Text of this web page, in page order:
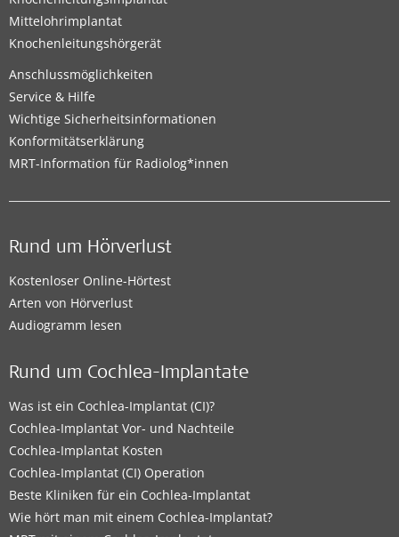
Mittelohrimplantat
Knochenleitungshörgerät
Anschlussmöglichkeiten
Service & Hilfe
Wichtige Sicherheitsinformationen
Konformitätserklärung
MRT-Information für Radiolog*innen
Rund um Hörverlust
Kostenloser Online-Hörtest
Arten von Hörverlust
Audiogramm lesen
Rund um Cochlea-Implantate
Was ist ein Cochlea-Implantat (CI)?
Cochlea-Implantat Vor- und Nachteile
Cochlea-Implantat Kosten
Cochlea-Implantat (CI) Operation
Beste Kliniken für ein Cochlea-Implantat
Wie hört man mit einem Cochlea-Implantat?